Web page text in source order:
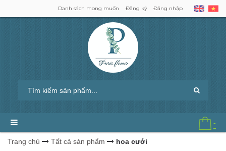
Danh sách mong muốn Đăng ký Đăng nhập
-
Trang chủ Tất cả sản phẩm hoa cưới